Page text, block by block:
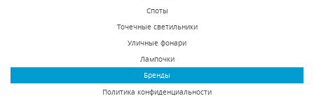
Споты
Точечные светильники
Уличные фонари
Лампочки
Бренды
Политика конфиденциальности